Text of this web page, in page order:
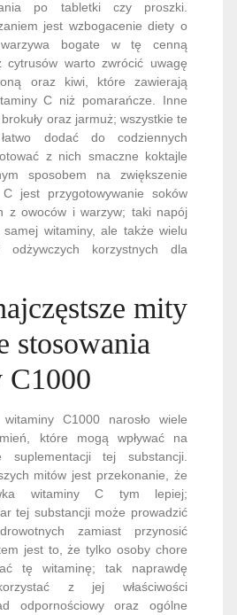
po tabletki czy proszki.
jest wzbogacenie diety o
bogate w tę cenną
cytrusów warto zwrócić uwagę
oraz kiwi, które zawierają
C niż pomarańcze. Inne
oraz jarmuż; wszystkie te
dodać do codziennych
z nich smaczne koktajle
sposobem na zwiększenie
jest przygotowywanie soków
z owoców i warzyw; taki napój
witaminy, ale także wielu
odżywczych korzystnych dla
mity
stosowania
witaminy C1000 narosło wiele
które mogą wpływać na
suplementacji tej substancji.
mitów jest przekonanie, że
witaminy C tym lepiej;
tej substancji może prowadzić
zamiast przynosić
jest to, że tylko osoby chore
tę witaminę; tak naprawdę
z jej właściwości
odpornościowy oraz ogólne